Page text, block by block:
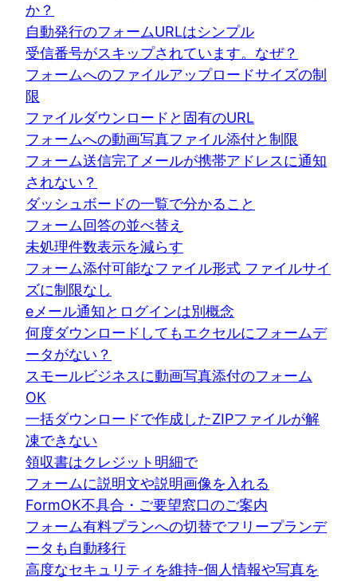
か？
自動発行のフォームURLはシンプル
受信番号がスキップされています。なぜ？
フォームへのファイルアップロードサイズの制
限
ファイルダウンロードと固有のURL
フォームへの動画写真ファイル添付と制限
フォーム送信完了メールが携帯アドレスに通知
されない？
ダッシュボードの一覧で分かること
フォーム回答の並べ替え
未処理件数表示を減らす
フォーム添付可能なファイル形式 ファイルサイ
ズに制限なし
eメール通知とログインは別概念
何度ダウンロードしてもエクセルにフォームデ
ータがない？
スモールビジネスに動画写真添付のフォーム
OK
一括ダウンロードで作成したZIPファイルが解
凍できない
領収書はクレジット明細で
フォームに説明文や説明画像を入れる
FormOK不具合・ご要望窓口のご案内
フォーム有料プランへの切替でフリープランデ
ータも自動移行
高度なセキュリティを維持-個人情報や写真を